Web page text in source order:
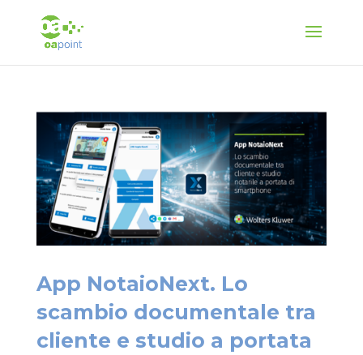
App NotaioNext. Lo
scambio documentale tra
cliente e studio a portata